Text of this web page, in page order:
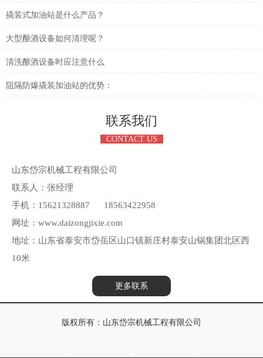
撬装式加油站是什么产品？
大型酿酒设备如何清理呢？
清洗酿酒设备时应注意什么
阻隔防爆撬装加油站的优势：
联系我们
CONTACT US
山东岱宗机械工程有限公司
联系人：张经理
手机：15621328887 18563422958
网址：www.daizongjixie.com
地址：山东省泰安市岱岳区山口镇新庄村泰安山锅集团北区西
10米
更多联系
版权所有：山东岱宗机械工程有限公司